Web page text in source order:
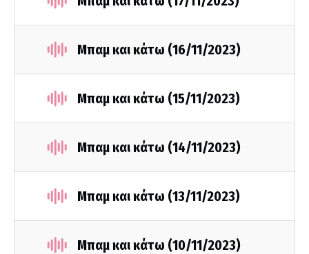
Μπαμ και κάτω (16/11/2023)
Μπαμ και κάτω (15/11/2023)
Μπαμ και κάτω (14/11/2023)
Μπαμ και κάτω (13/11/2023)
Μπαμ και κάτω (10/11/2023)